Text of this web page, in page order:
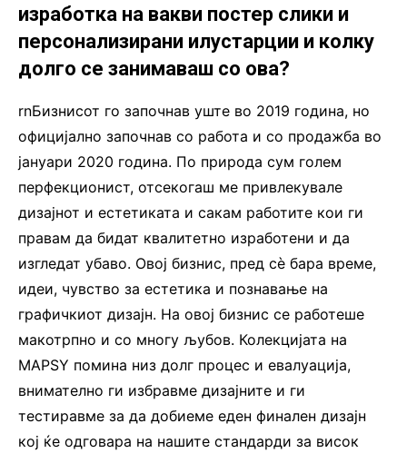
изработка на вакви постер слики и
персонализирани илустарции и колку
долго се занимаваш со ова?
rnБизнисот го започнав уште во 2019 година, но
официјално започнав со работа и со продажба во
јануари 2020 година. По природа сум голем
перфекционист, отсекогаш ме привлекувале
дизајнот и естетиката и сакам работите кои ги
правам да бидат квалитетно изработени и да
изгледат убаво. Овој бизнис, пред сè бара време,
идеи, чувство за естетика и познавање на
графичкиот дизајн. На овој бизнис се работеше
макотрпно и со многу љубов. Колекцијата на
MAPSY помина низ долг процес и евалуација,
внимателно ги избравме дизајните и ги
тестиравме за да добиеме еден финален дизајн
кој ќе одговара на нашите стандарди за висок